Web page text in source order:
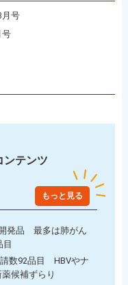
月号
号
ンテンツ
もっと見る
発品 最多は肺がん
数92品目 HBVやナ
候補ずらり